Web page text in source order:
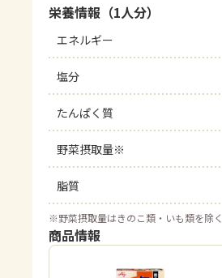
栄養情報（1人分）
エネルギー
塩分
たんぱく質
野菜摂取量※
脂質
※野菜摂取量はきのこ類・いも類を除く
商品情報